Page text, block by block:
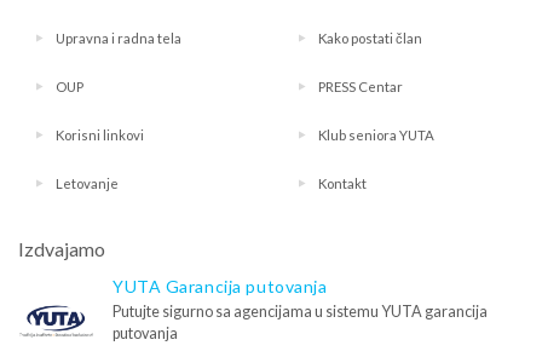
Upravna i radna tela Kako postati član
OUP PRESS Centar
Korisni linkovi Klub seniora YUTA
Letovanje Kontakt
Izdvajamo
YUTA Garancija putovanja
Putujte sigurno sa agencijama u sistemu YUTA garancija
putovanja